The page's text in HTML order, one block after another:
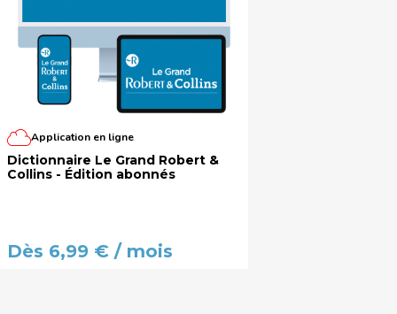
Application en ligne
Dictionnaire Le Grand Robert &
Collins - Édition abonnés
Dès 6,99 € / mois